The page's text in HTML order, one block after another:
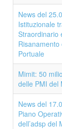
News del
Istituzionale
Straordinario
Risanamento
Portuale
Mimit: 50
delle PMI del
News del
Piano
dell’adsp del